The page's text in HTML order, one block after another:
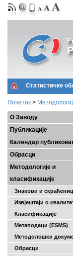
Статистичке
Почетак >
О Заводу
Публикације
Календар
Обрасци
Методологије и
класификације
Знакови и
Извјештаји о
Класификације
Метаподаци (ESMS)
Методолошки
Обрасци